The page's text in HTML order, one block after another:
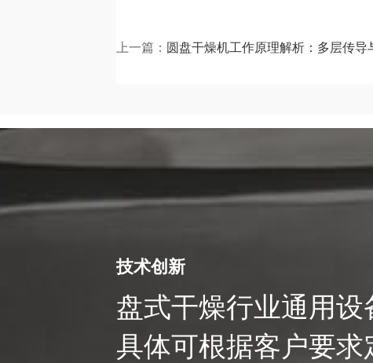
上一篇： 圆盘干燥机工作原理解析：多层传导
技术创新
盘式干燥行业通用设
具体可根据客户要求